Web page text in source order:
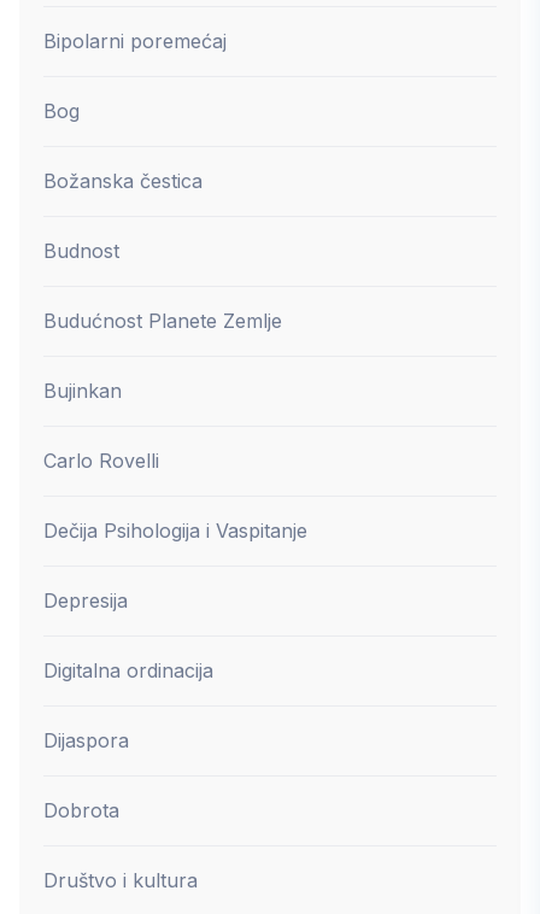
Bipolarni poremećaj
Bog
Božanska čestica
Budnost
Budućnost Planete Zemlje
Bujinkan
Carlo Rovelli
Dečija Psihologija i Vaspitanje
Depresija
Digitalna ordinacija
Dijaspora
Dobrota
Društvo i kultura